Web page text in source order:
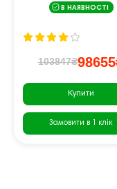
В НАЯВНОСТІ
103847₴
Купити
Замовити в 1 клік